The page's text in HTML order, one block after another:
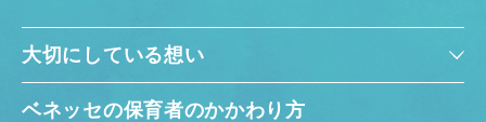
大切にしている想い
ベネッセの保育者のかかわり方